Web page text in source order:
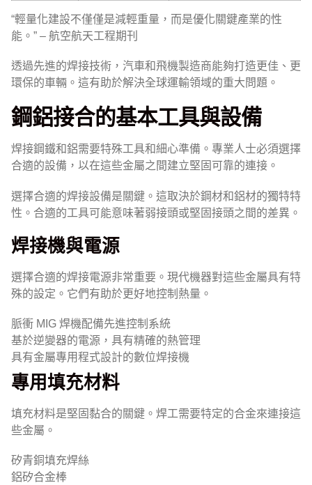
“輕量化建設不僅僅是減輕重量，而是優化關鍵產業的性
能。” – 航空航天工程期刊
透過先進的焊接技術，汽車和飛機製造商能夠打造更佳、更
環保的車輛。這有助於解決全球運輸領域的重大問題。
鋼鋁接合的基本工具與設備
焊接鋼鐵和鋁需要特殊工具和細心準備。專業人士必須選擇
合適的設備，以在這些金屬之間建立堅固可靠的連接。
選擇合適的焊接設備是關鍵。這取決於鋼材和鋁材的獨特特
性。合適的工具可能意味著弱接頭或堅固接頭之間的差異。
焊接機與電源
選擇合適的焊接電源非常重要。現代機器對這些金屬具有特
殊的設定。它們有助於更好地控制熱量。
脈衝 MIG 焊機配備先進控制系統
基於逆變器的電源，具有精確的熱管理
具有金屬專用程式設計的數位焊接機
專用填充材料
填充材料是堅固黏合的關鍵。焊工需要特定的合金來連接這
些金屬。
矽青銅填充焊絲
鋁矽合金棒